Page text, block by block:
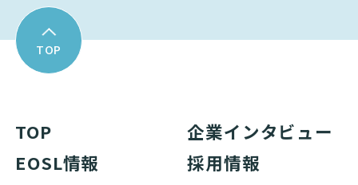
TOP
TOP
企業インタビュー
EOSL情報
採用情報